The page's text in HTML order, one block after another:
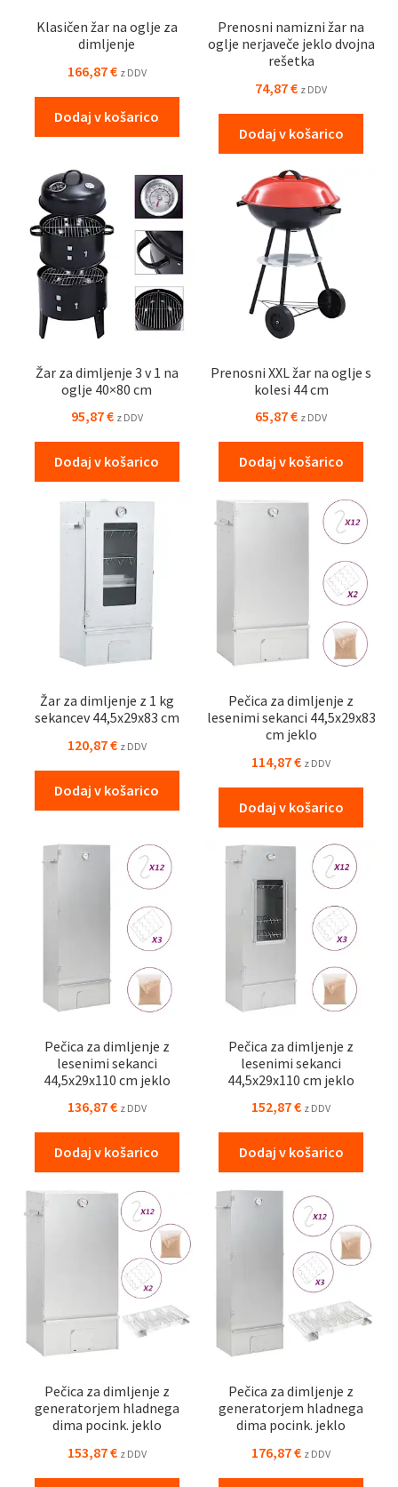
Klasičen žar na oglje za
dimljenje
166,87€ z DDV
Dodaj v košarico
Prenosni namizni žar na
oglje nerjaveče jeklo dvojna
rešetka
74,87€ z DDV
Dodaj v košarico
Žar za dimljenje 3 v 1 na
oglje 40×80 cm
95,87€ z DDV
Dodaj v košarico
Prenosni XXL žar na oglje s
kolesi 44 cm
65,87€ z DDV
Dodaj v košarico
Žar za dimljenje z 1 kg
sekancev 44,5x29x83 cm
120,87€ z DDV
Dodaj v košarico
Pečica za dimljenje z
lesenimi sekanci 44,5x29x83
cm jeklo
114,87€ z DDV
Dodaj v košarico
Pečica za dimljenje z
lesenimi sekanci
44,5x29x110 cm jeklo
136,87€ z DDV
Dodaj v košarico
Pečica za dimljenje z
lesenimi sekanci
44,5x29x110 cm jeklo
152,87€ z DDV
Dodaj v košarico
Pečica za dimljenje z
generatorjem hladnega
dima pocink. jeklo
153,87€ z DDV
Pečica za dimljenje z
generatorjem hladnega
dima pocink. jeklo
176,87€ z DDV